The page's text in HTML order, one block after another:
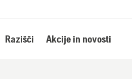
Razišči Akcije in novosti